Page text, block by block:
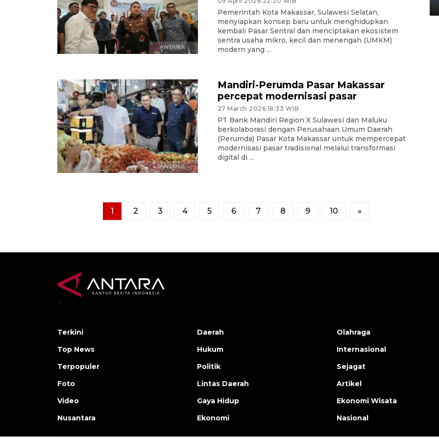
Pemerintah Kota Makassar, Sulawesi Selatan,
menyiapkan konsep baru untuk menghidupkan
kembali Pasar Sentral dan menciptakan ekosistem
sentra usaha mikro, kecil dan menengah (UMKM)
modern yang ...
Mandiri-Perumda Pasar Makassar
percepat modernisasi pasar
27 March 2026 18:33 WIB
PT Bank Mandiri Region X Sulawesi dan Maluku
berkolaborasi dengan Perusahaan Umum Daerah
(Perumda) Pasar Kota Makassar untuk mempercepat
modernisasi pasar tradisional melalui transformasi
digital di ...
1 2 3 4 5 6 7 8 9 10 »
02 April 2026 12:51 WIB
>
Terkini
Top News
Terpopuler
Foto
Video
Nusantara
Daerah
Hukum
Politik
Lintas Daerah
Gaya Hidup
Ekonomi
Olahraga
Internasional
Sejagat
Artikel
Ekonomi Wisata
Nasional